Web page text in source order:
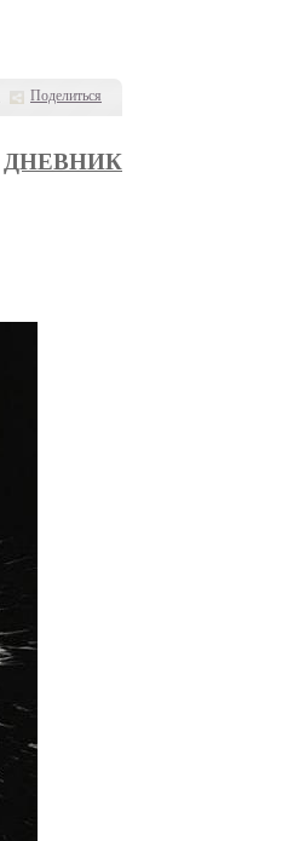
Поделиться
ДНЕВНИК